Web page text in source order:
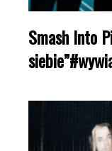
Smash Into